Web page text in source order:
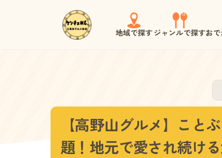
地域で探すジャンルで探すお
【高野山グルメ】こと
題！地元で愛され続け